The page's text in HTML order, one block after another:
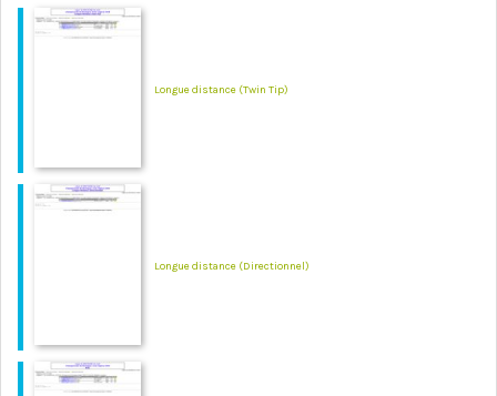
Longue distance (Twin Tip)
Longue distance (Directionnel)